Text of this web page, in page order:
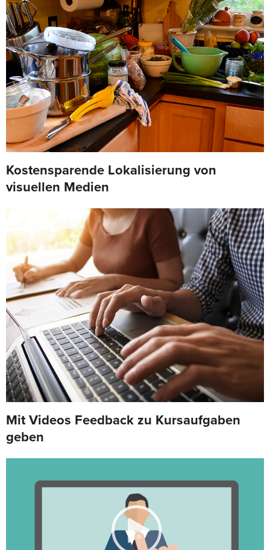
Kostensparende Lokalisierung von
visuellen Medien
Mit Videos Feedback zu Kursaufgaben
geben